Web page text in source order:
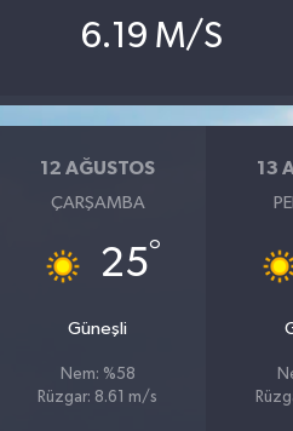
6.19 M/S
12 AĞUSTOS
ÇARŞAMBA
25°
Güneşli
Nem: %58
Rüzgar: 8.61 m/s
13